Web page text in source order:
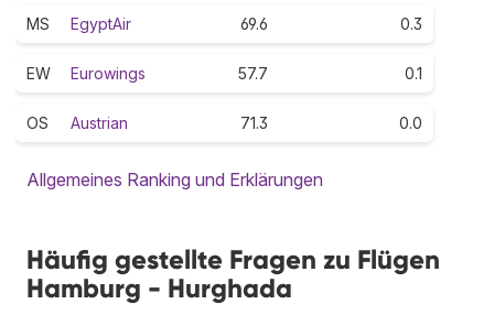
MS EgyptAir 69.6 0.3
EW Eurowings 57.7 0.1
OS Austrian 71.3 0.0
Allgemeines Ranking und Erklärungen
Häufig gestellte Fragen zu Flügen
Hamburg - Hurghada